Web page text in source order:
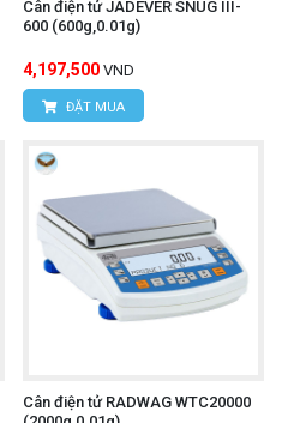
Cân điện tử JADEVER SNUG III-
600 (600g,0.01g)
4,197,500 VND
ĐẶT MUA
Cân điện tử RADWAG WTC20000